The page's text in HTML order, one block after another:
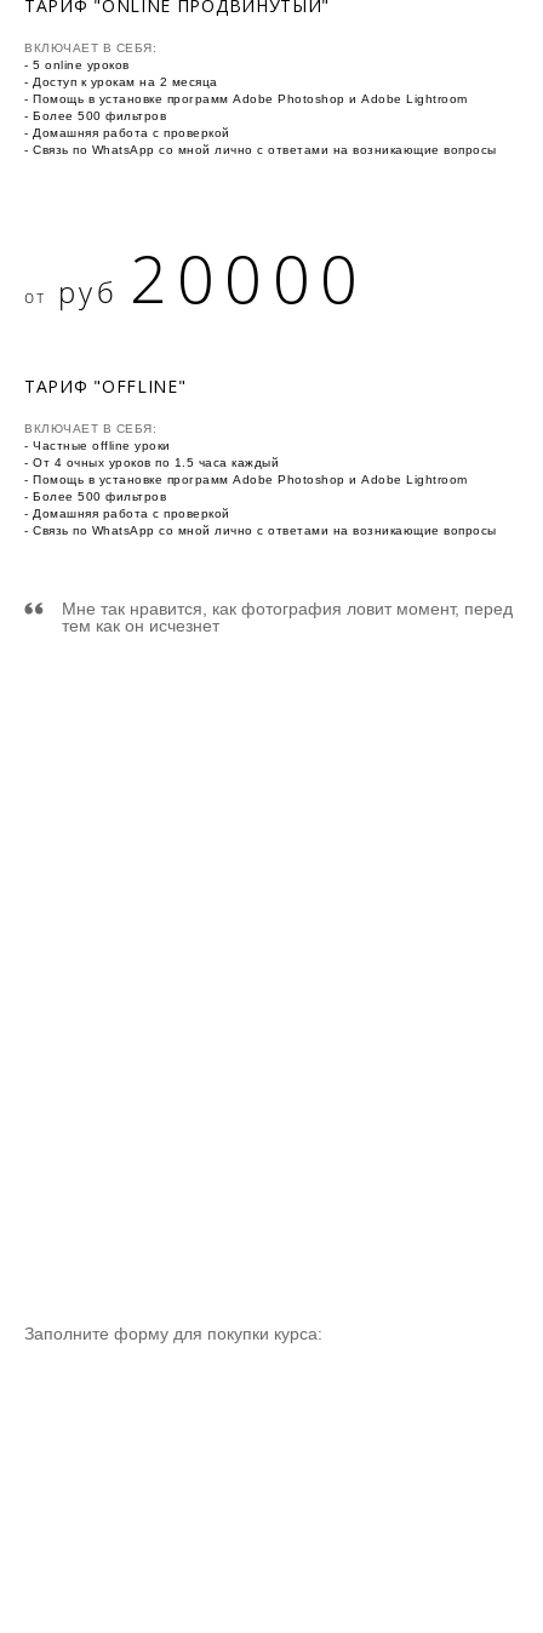
ТАРИФ "ONLINE ПРОДВИНУТЫЙ"
ВКЛЮЧАЕТ В СЕБЯ:
- 5 online уроков
- Доступ к урокам на 2 месяца
- Помощь в установке программ Adobe Photoshop и Adobe Lightroom
- Более 500 фильтров
- Домашняя работа с проверкой
- Связь по WhatsApp со мной лично с ответами на возникающие вопросы
от руб 20000
ТАРИФ "OFFLINE"
ВКЛЮЧАЕТ В СЕБЯ:
- Частные offline уроки
- От 4 очных уроков по 1.5 часа каждый
- Помощь в установке программ Adobe Photoshop и Adobe Lightroom
- Более 500 фильтров
- Домашняя работа с проверкой
- Связь по WhatsApp со мной лично с ответами на возникающие вопросы
Мне так нравится, как фотография ловит момент, перед
тем как он исчезнет
Заполните форму для покупки курса: